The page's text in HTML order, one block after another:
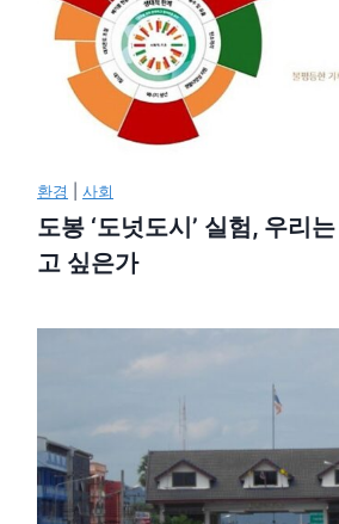
환경 |사회
도봉 ‘도넛도시’ 실험, 우리
고 싶은가